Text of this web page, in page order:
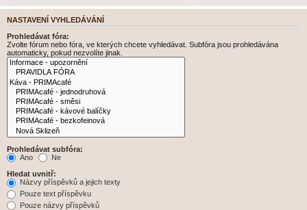
NASTAVENÍ VYHLEDÁVÁNÍ
Prohledávat fóra:
Zvolte fórum nebo fóra, ve kterých chcete vyhledávat. Subfóra jsou prohledávána
automaticky, pokud nezvolíte jinak.
Prohledávat subfóra:
Ano
Ne
Hledat uvnitř:
Názvy příspěvků a jejich texty
Pouze text příspěvku
Pouze názvy příspěvků